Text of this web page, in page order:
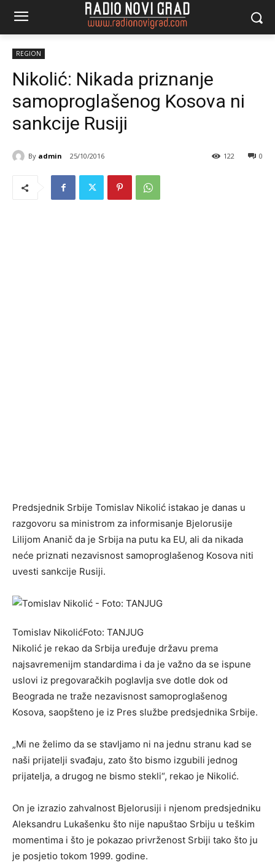
REGION
Nikolić: Nikada priznanje
samoproglašenog Kosova ni
sankcije Rusiji
By admin 25/10/2016 0
122
Predsjednik Srbije Tomislav Nikolić istakao je danas u
razgovoru sa ministrom za informisanje Bjelorusije
Lilijom Ananič da je Srbija na putu ka EU, ali da nikada
neće priznati nezavisnost samoproglašenog Kosova niti
uvesti sankcije Rusiji.
Tomislav NikolićFoto: TANЈUG
Nikolić je rekao da Srbija uređuje državu prema
najsavremenijm standardima i da je važno da se ispune
uslovi iz pregovaračkih poglavlja sve dotle dok od
Beograda ne traže nezavisnost samoproglašenog
Kosova, saopšteno je iz Pres službe predsjednika Srbije.
„Mi ne želimo da se stavljamo ni na jednu stranu kad se
naši prijatelji svađaju, zato što bismo izgubili jednog
prijatelja, a drugog ne bismo stekli“, rekao je Nikolić.
On je izrazio zahvalnost Bjelorusiji i njenom predsjedniku
Aleksandru Lukašenku što nije napuštao Srbiju u teškim
momentima i što je pokazao privrženost Srbiji tako što ju
je posjetio tokom 1999. godine.